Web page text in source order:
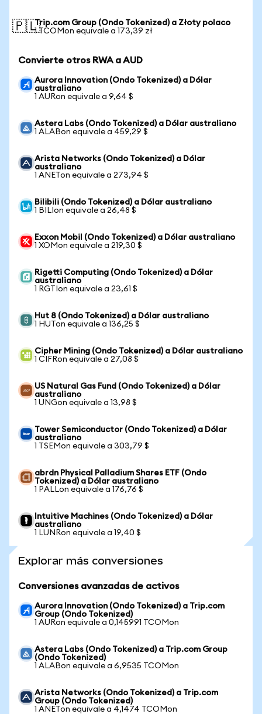
🇵🇱Trip.com Group (Ondo Tokenized) a Złoty polaco
1 TCOMon equivale a 173,39 zł
Convierte otros RWA a AUD
Aurora Innovation (Ondo Tokenized) a Dólar
australiano
1 AURon equivale a 9,64 $
Astera Labs (Ondo Tokenized) a Dólar australiano
1 ALABon equivale a 459,29 $
Arista Networks (Ondo Tokenized) a Dólar
australiano
1 ANETon equivale a 273,94 $
Bilibili (Ondo Tokenized) a Dólar australiano
1 BILIon equivale a 26,48 $
Exxon Mobil (Ondo Tokenized) a Dólar australiano
1 XOMon equivale a 219,30 $
Rigetti Computing (Ondo Tokenized) a Dólar
australiano
1 RGTIon equivale a 23,61 $
Hut 8 (Ondo Tokenized) a Dólar australiano
1 HUTon equivale a 136,25 $
Cipher Mining (Ondo Tokenized) a Dólar australiano
1 CIFRon equivale a 27,08 $
US Natural Gas Fund (Ondo Tokenized) a Dólar
australiano
1 UNGon equivale a 13,98 $
Tower Semiconductor (Ondo Tokenized) a Dólar
australiano
1 TSEMon equivale a 303,79 $
abrdn Physical Palladium Shares ETF (Ondo
Tokenized) a Dólar australiano
1 PALLon equivale a 176,76 $
Intuitive Machines (Ondo Tokenized) a Dólar
australiano
1 LUNRon equivale a 19,40 $
Explorar más conversiones
Conversiones avanzadas de activos
Aurora Innovation (Ondo Tokenized) a Trip.com
Group (Ondo Tokenized)
1 AURon equivale a 0,145991 TCOMon
Astera Labs (Ondo Tokenized) a Trip.com Group
(Ondo Tokenized)
1 ALABon equivale a 6,9535 TCOMon
Arista Networks (Ondo Tokenized) a Trip.com
Group (Ondo Tokenized)
1 ANETon equivale a 4,1474 TCOMon